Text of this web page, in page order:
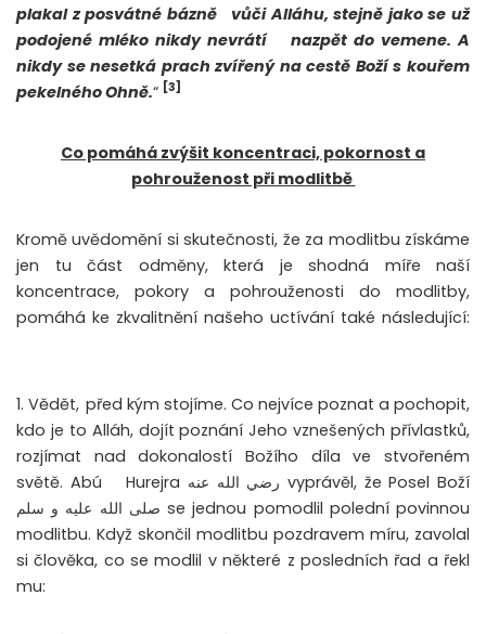
plakal z posvátné bázně
vůči Alláhu, stejně jako se už
podojené mléko nikdy nevrátí
nazpět do vemene. A
nikdy se nesetká prach zvířený na cestě Boží s kouřem
pekelného Ohně.“ [3]
Co pomáhá zvýšit koncentraci, pokornost a
pohrouženost při modlitbě
Kromě uvědomění si skutečnosti, že za modlitbu získáme
jen tu část odměny, která je shodná míře naší
koncentrace, pokory a pohrouženosti do modlitby,
pomáhá ke zkvalitnění našeho uctívání také následující:
1. Vědět, před kým stojíme. Co nejvíce poznat a pochopit,
kdo je to Alláh, dojít poznání Jeho vznešených přívlastků,
rozjímat nad dokonalostí Božího díla ve stvořeném
světě. Abú
Hurejra رضي الله عنه vyprávěl, že Posel Boží
صلى الله عليه و سلم se jednou pomodlil polední povinnou
modlitbu. Když skončil modlitbu pozdravem míru, zavolal
si člověka, co se modlil v některé z posledních řad a řekl
mu: